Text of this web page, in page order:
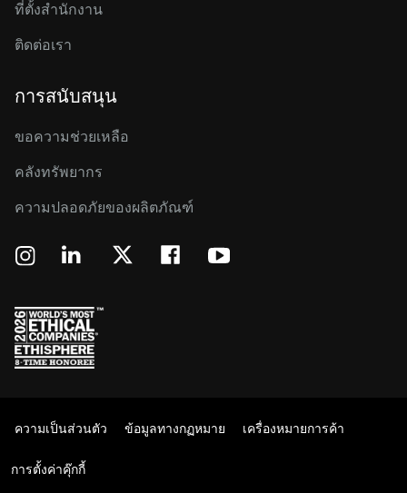
ที่ตั้งสำนักงาน
ติดต่อเรา
การสนับสนุน
ขอความช่วยเหลือ
คลังทรัพยากร
ความปลอดภัยของผลิตภัณฑ์
ความเป็นส่วนตัว ข้อมูลทางกฏหมาย เครื่องหมายการค้า
การตั้งค่าคุ๊กกี้